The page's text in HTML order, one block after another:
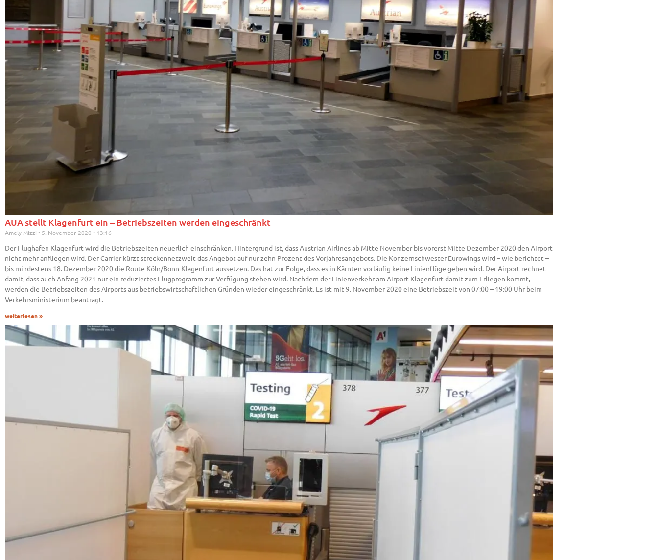
AUA stellt Klagenfurt ein – Betriebszeiten werden eingeschränkt
Amely Mizzi 5. November 2020 13:16
Der Flughafen Klagenfurt wird die Betriebszeiten neuerlich einschränken. Hintergrund ist, dass Austrian Airlines ab Mitte November bis vorerst Mitte Dezember 2020 den Airport
nicht mehr anfliegen wird. Der Carrier kürzt streckennetzweit das Angebot auf nur zehn Prozent des Vorjahresangebots. Die Konzernschwester Eurowings wird – wie berichtet –
bis mindestens 18. Dezember 2020 die Route Köln/Bonn-Klagenfurt aussetzen. Das hat zur Folge, dass es in Kärnten vorläufig keine Linienflüge geben wird. Der Airport rechnet
damit, dass auch Anfang 2021 nur ein reduziertes Flugprogramm zur Verfügung stehen wird. Nachdem der Linienverkehr am Airport Klagenfurt damit zum Erliegen kommt,
werden die Betriebszeiten des Airports aus betriebswirtschaftlichen Gründen wieder eingeschränkt. Es ist mit 9. November 2020 eine Betriebszeit von 07:00 – 19:00 Uhr beim
Verkehrsministerium beantragt.
weiterlesen »